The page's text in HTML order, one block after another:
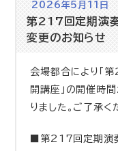
2026年5月11日
第217回定期演奏
変更のお知らせ
会場都合により「
開講座」の開催時
りました。ご了承く
■第217回定期演奏